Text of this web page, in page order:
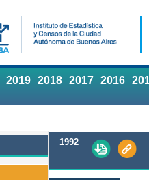
2019 2018 2017 2016
1992